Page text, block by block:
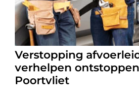
Verstopping
verhelpen
Poortvliet